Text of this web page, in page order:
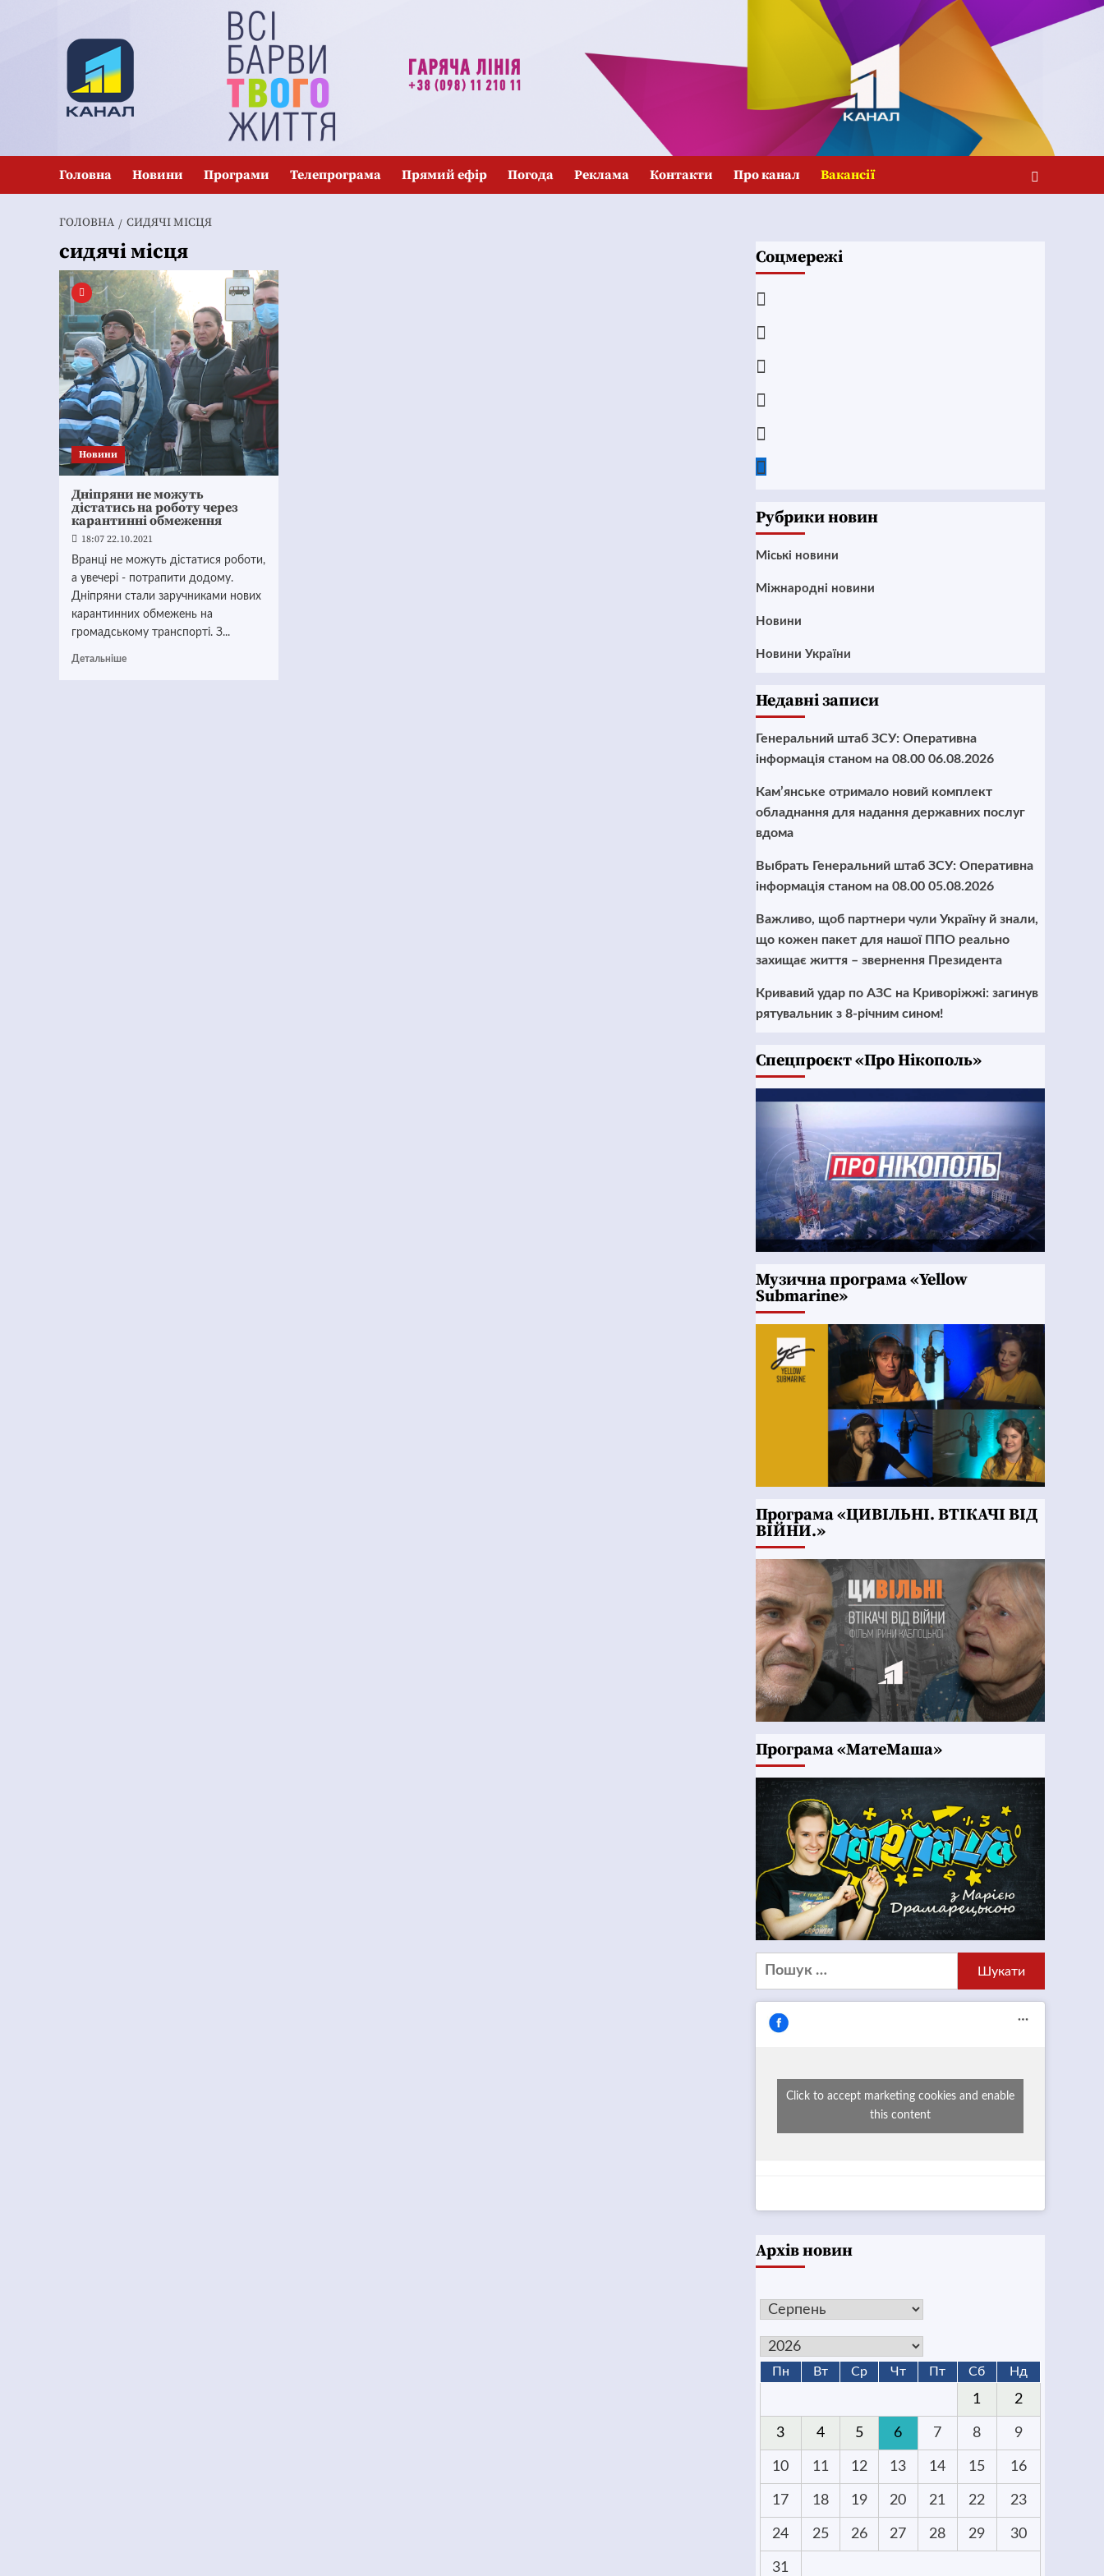
Головна Новини Програми Телепрограма Прямий ефір Погода Реклама Контакти Про канал Вакансії
ГОЛОВНА СИДЯЧІ МІСЦЯ
сидячі місця
Новини
Дніпряни не можуть
дістатись на роботу через
карантинні обмеження
18:07 22.10.2021
Вранці не можуть дістатися роботи,
а увечері - потрапити додому.
Дніпряни стали заручниками нових
карантинних обмежень на
громадському транспорті. З...
Детальніше
Соцмережі
Рубрики новин
Mіські новини
Міжнародні новини
Новини
Новини України
Недавні записи
Генеральний штаб ЗСУ: Оперативна
інформація станом на 08.00 06.08.2026
Кам’янське отримало новий комплект
обладнання для надання державних послуг
вдома
Выбрать Генеральний штаб ЗСУ: Оперативна
інформація станом на 08.00 05.08.2026
Важливо, щоб партнери чули Україну й знали,
що кожен пакет для нашої ППО реально
захищає життя – звернення Президента
Кривавий удар по АЗС на Криворіжжі: загинув
рятувальник з 8-річним сином!
Cпецпроєкт «Про Нікополь»
Музична програма «Yellow
Submarine»
Програма «ЦИВІЛЬНІ. ВТІКАЧІ ВІД
ВІЙНИ.»
Програма «МатеМаша»
Пошук:
Click to accept marketing cookies and enable
this content
Архів новин
Пн Вт Ср Чт Пт Сб Нд
1 2
3 4 5 6 7 8 9
10 11 12 13 14 15 16
17 18 19 20 21 22 23
24 25 26 27 28 29 30
31